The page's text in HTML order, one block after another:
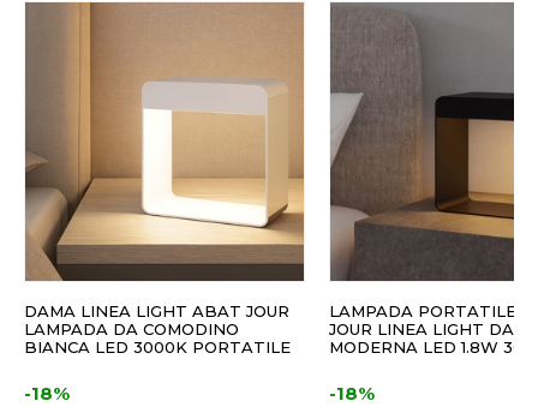
DAMA LINEA LIGHT ABAT JOUR
LAMPADA DA COMODINO
BIANCA LED 3000K PORTATILE
-18%
LAMPADA PORTATILE
JOUR LINEA LIGHT
MODERNA LED 1.8W
-18%